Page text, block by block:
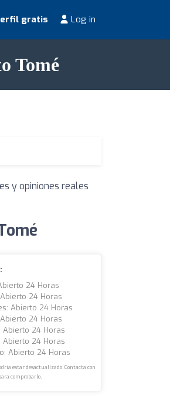
gratis Log in
Tomé
y opiniones reales
24 Horas
24 Horas
Abierto 24 Horas
24 Horas
Abierto 24 Horas
Abierto 24 Horas
Abierto 24 Horas
estar desactualizado. Contacta con
comprobarlo.